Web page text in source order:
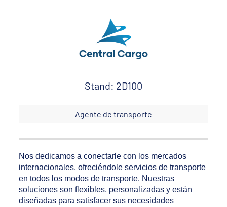
Stand: 2D100
Agente de transporte
Nos dedicamos a conectarle con los mercados
internacionales, ofreciéndole servicios de transporte
en todos los modos de transporte. Nuestras
soluciones son flexibles, personalizadas y están
diseñadas para satisfacer sus necesidades